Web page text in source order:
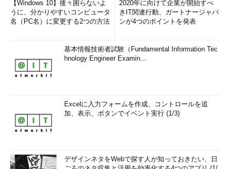
【Windows 10】後々困らないよ
うに、分かりやすいコンピュータ
名（PC名）に変更する2つの方法
2020年に向けて企業が開始すべ
きIT関連行動、ガートナージャパ
ンが4つのポイントを発表
基本情報技術者試験（Fundamental Information Tec
hnology Engineer Examin...
Excelに入力フォームを作成、コントロールを追
加、表示、ボタンでイベント実行 (1/3)
デザインネタをWebで探す人が知っておきたい、日